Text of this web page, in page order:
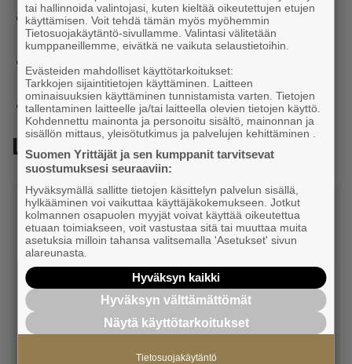
Kyselytutkimuksen toteutti Taloustutkimus Oy Suomen
Yrittäjien toimeksiannosta.
ajankohtaista tilannetta, näkymiä ja haasteita.
Tutustu tuloksiin paremmintästä.
Lisätietoja
Jenni Pöllänen
Toimitusjohtaja
tai hallinnoida valintojasi, kuten kieltää oikeutettujen etujen
käyttämisen. Voit tehdä tämän myös myöhemmin
Tietosuojakäytäntö-sivullamme. Valintasi välitetään
kumppaneillemme, eivätkä ne vaikuta selaustietoihin.
Evästeiden mahdolliset käyttötarkoitukset:
Tarkkojen sijaintitietojen käyttäminen. Laitteen
ominaisuuksien käyttäminen tunnistamista varten. Tietojen
tallentaminen laitteelle ja/tai laitteella olevien tietojen käyttö.
Kohdennettu mainonta ja personoitu sisältö, mainonnan ja
sisällön mittaus, yleisötutkimus ja palvelujen kehittäminen .
Suomen Yrittäjät ja sen kumppanit tarvitsevat
suostumuksesi seuraaviin:
Hyväksymällä sallitte tietojen käsittelyn palvelun sisällä,
hylkääminen voi vaikuttaa käyttäjäkokemukseen. Jotkut
kolmannen osapuolen myyjät voivat käyttää oikeutettua
etuaan toimiakseen, voit vastustaa sitä tai muuttaa muita
asetuksia milloin tahansa valitsemalla 'Asetukset' sivun
alareunasta.
Hyväksyn kaikki
Hyväksyn välttämättömät
Näytä käyttötarkoitukset
Tietosuojakäytäntö